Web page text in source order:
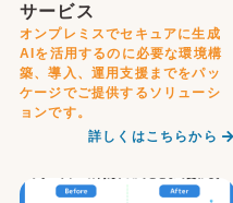
サービス
オンプレミスでセキュアに生成
AIを活用するのに必要な環境構
築、導入、運用支援までをパッ
ケージでご提供するソリューシ
ョンです。
詳しくはこちらから